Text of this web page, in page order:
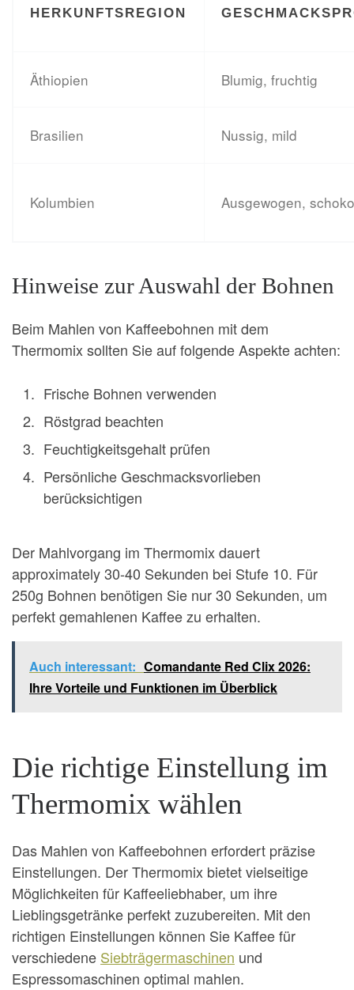
HERKUNFTSREGION
Äthiopien Blumig, fruchtig
Brasilien Nussig, mild
Kolumbien Ausgewogen,
Hinweise zur Auswahl der Bohnen
Beim Mahlen von Kaffeebohnen mit dem
Thermomix sollten Sie auf folgende Aspekte achten:
Frische Bohnen verwenden
Röstgrad beachten
Feuchtigkeitsgehalt prüfen
Persönliche Geschmacksvorlieben
berücksichtigen
Der Mahlvorgang im Thermomix dauert
approximately 30-40 Sekunden bei Stufe 10. Für
250g Bohnen benötigen Sie nur 30 Sekunden, um
perfekt gemahlenen Kaffee zu erhalten.
Auch interessant: Comandante Red Clix 2026:
Ihre Vorteile und Funktionen im Überblick
Die richtige Einstellung im
Thermomix wählen
Das Mahlen von Kaffeebohnen erfordert präzise
Einstellungen. Der Thermomix bietet vielseitige
Möglichkeiten für Kaffeeliebhaber, um ihre
Lieblingsgetränke perfekt zuzubereiten. Mit den
richtigen Einstellungen können Sie Kaffee für
verschiedene Siebträgermaschinen und
Espressomaschinen optimal mahlen.